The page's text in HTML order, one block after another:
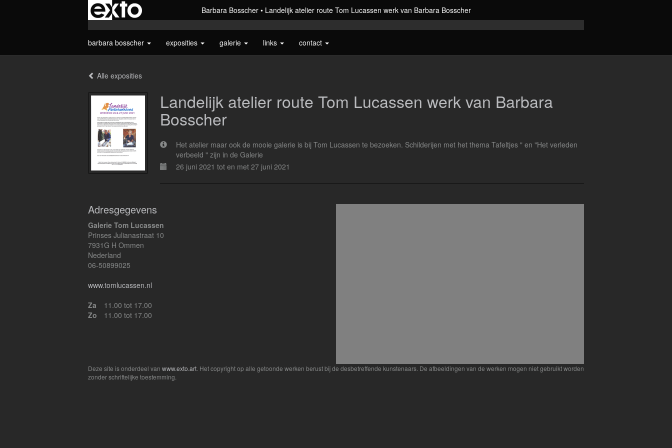
Barbara Bosscher Landelijk atelier route Tom Lucassen werk van Barbara Bosscher
barbara bosscher exposities galerie links contact
Alle exposities
Landelijk atelier route Tom Lucassen werk van Barbara
Bosscher
Het atelier maar ook de mooie galerie is bij Tom Lucassen te bezoeken. Schilderijen met het thema Tafeltjes " en "Het verleden
verbeeld " zijn in de Galerie
26 juni 2021 tot en met 27 juni 2021
Adresgegevens
Galerie Tom Lucassen
Prinses Julianastraat 10
7931G H Ommen
Nederland
06-50899025
www.tomlucassen.nl
Za
11.00 tot 17.00
Zo
11.00 tot 17.00
Deze site is onderdeel van www.exto.art . Het copyright op alle getoonde werken berust bij de desbetreffende kunstenaars. De afbeeldingen van de werken mogen niet gebruikt worden
zonder schriftelijke toestemming.